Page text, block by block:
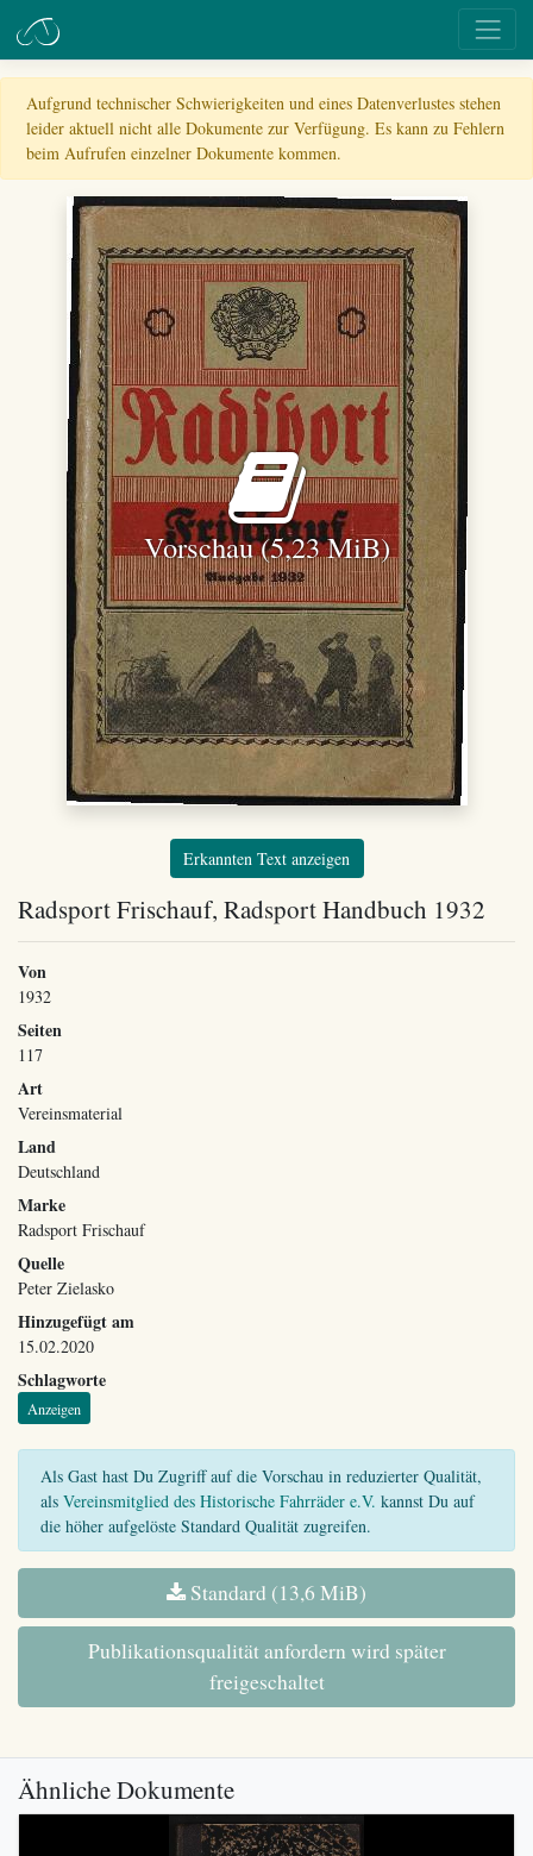
Aufgrund technischer Schwierigkeiten und eines Datenverlustes stehen
leider aktuell nicht alle Dokumente zur Verfügung. Es kann zu Fehlern
beim Aufrufen einzelner Dokumente kommen.
Vorschau (5,23 MiB)
Erkannten Text anzeigen
Radsport Frischauf, Radsport Handbuch 1932
Von
1932
Seiten
117
Art
Vereinsmaterial
Land
Deutschland
Marke
Radsport Frischauf
Quelle
Peter Zielasko
Hinzugefügt am
15.02.2020
Schlagworte
Anzeigen
Als Gast hast Du Zugriff auf die Vorschau in reduzierter Qualität,
als Vereinsmitglied des Historische Fahrräder e.V. kannst Du auf
die höher aufgelöste Standard Qualität zugreifen.
Standard (13,6 MiB)
Publikationsqualität anfordern wird später
freigeschaltet
Ähnliche Dokumente